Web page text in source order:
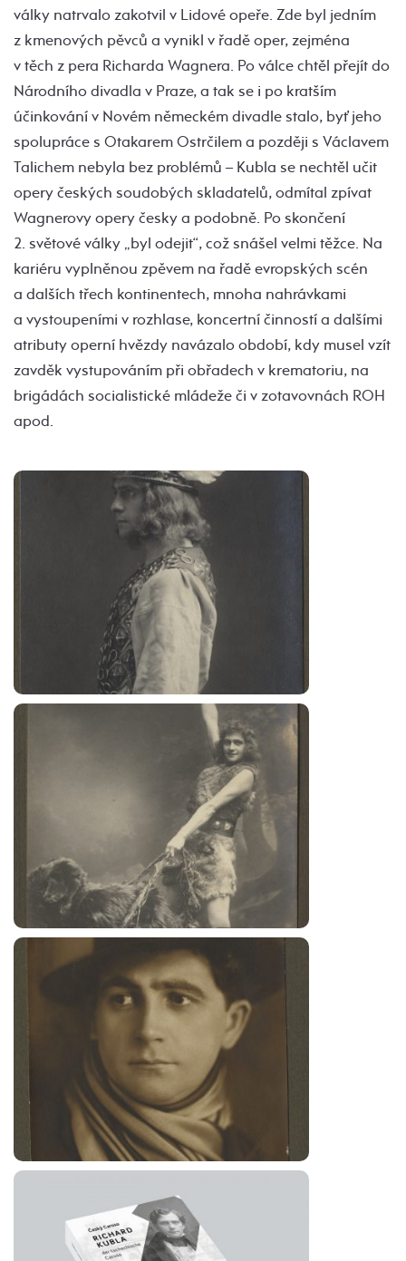
války natrvalo zakotvil v Lidové opeře. Zde byl jedním
z kmenových pěvců a vynikl v řadě oper, zejména
v těch z pera Richarda Wagnera. Po válce chtěl přejít do
Národního divadla v Praze, a tak se i po kratším
účinkování v Novém německém divadle stalo, byť jeho
spolupráce s Otakarem Ostrčilem a později s Václavem
Talichem nebyla bez problémů – Kubla se nechtěl učit
opery českých soudobých skladatelů, odmítal zpívat
Wagnerovy opery česky a podobně. Po skončení
2. světové války „byl odejit“, což snášel velmi těžce. Na
kariéru vyplněnou zpěvem na řadě evropských scén
a dalších třech kontinentech, mnoha nahrávkami
a vystoupeními v rozhlase, koncertní činností a dalšími
atributy operní hvězdy navázalo období, kdy musel vzít
zavděk vystupováním při obřadech v krematoriu, na
brigádách socialistické mládeže či v zotavovnách ROH
apod.